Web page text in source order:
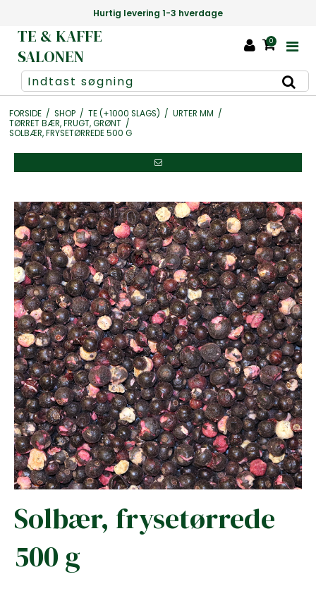
Danmarks største udvalg af te +1000
TE & KAFFE
SALONEN
0
FORSIDE / SHOP / TE (+1000 SLAGS) / URTER MM /
TØRRET BÆR, FRUGT, GRØNT /
SOLBÆR, FRYSETØRREDE 500 G
Solbær, frysetørrede
500 g